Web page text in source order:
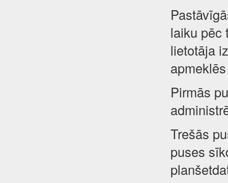
laiku pēc
lietotāja
Pirmās
Trešās
puses